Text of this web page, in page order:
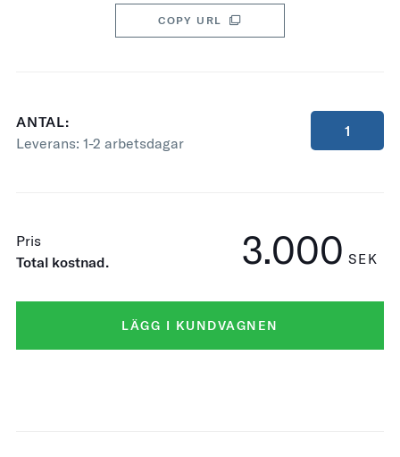
COPY URL
ANTAL:
Leverans: 1-2 arbetsdagar
Pris
Total kostnad.
3.000 SEK
LÄGG I KUNDVAGNEN